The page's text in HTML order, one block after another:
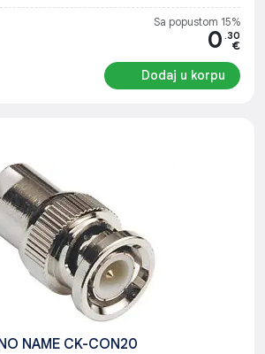
Sa popustom 15%
0 .30
€
Dodaj u korpu
NAME CK-CON20